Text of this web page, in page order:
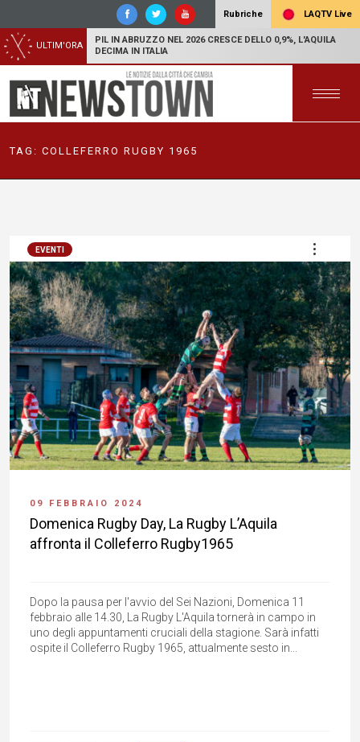
Rubriche LAQTV Live
ULTIM'ORA
PIL IN ABRUZZO NEL 2026 CRESCE DELLO 0,9%, L'AQUILA
DECIMA IN ITALIA
TAG: COLLEFERRO RUGBY 1965
EVENTI
09 FEBBRAIO 2024
Domenica Rugby Day, La Rugby L’Aquila
affronta il Colleferro Rugby1965
Dopo la pausa per l'avvio del Sei Nazioni, Domenica 11
febbraio alle 14.30, La Rugby L'Aquila tornerà in campo in
uno degli appuntamenti cruciali della stagione. Sarà infatti
ospite il Colleferro Rugby 1965, attualmente sesto in...